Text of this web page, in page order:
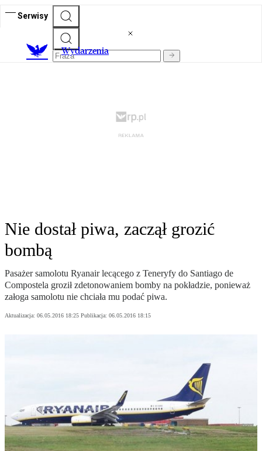
Serwisy
Wydarzenia
Nie dostał piwa, zaczął grozić
bombą
Pasażer samolotu Ryanair lecącego z Teneryfy do Santiago de
Compostela groził zdetonowaniem bomby na pokładzie, ponieważ
załoga samolotu nie chciała mu podać piwa.
Aktualizacja: 06.05.2016 18:25 Publikacja: 06.05.2016 18:15